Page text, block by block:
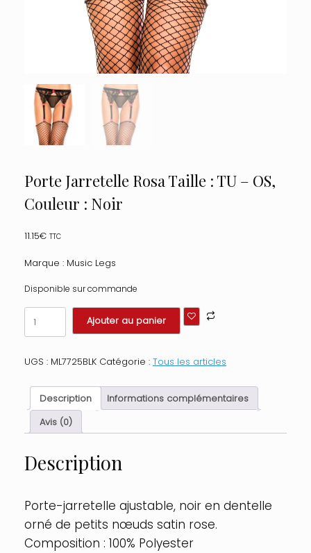
Porte Jarretelle Rosa Taille : TU – OS,
Couleur : Noir
11.15€ TTC
Marque : Music Legs
Disponible sur commande
quantité
de
Porte
Rosa
TU
OS,
:
Noir
Ajouter au panier
UGS : ML7725BLK Catégorie : Tous les articles
Description
Informations complémentaires
Avis (0)
Description
Porte-jarretelle ajustable, noir en dentelle
orné de petits nœuds satin rose.
Composition : 100% Polyester